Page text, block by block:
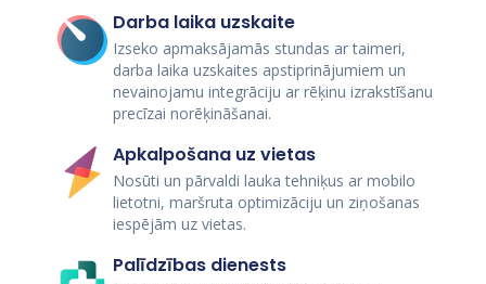
Darba laika uzskaite
Izseko apmaksājamās stundas ar taimeri,
darba laika uzskaites apstiprinājumiem un
nevainojamu integrāciju ar rēķinu izrakstīšanu
precīzai norēķināšanai.
Apkalpošana uz vietas
Nosūti un pārvaldi lauka tehniķus ar mobilo
lietotni, maršruta optimizāciju un ziņošanas
iespējām uz vietas.
Palīdzības dienests